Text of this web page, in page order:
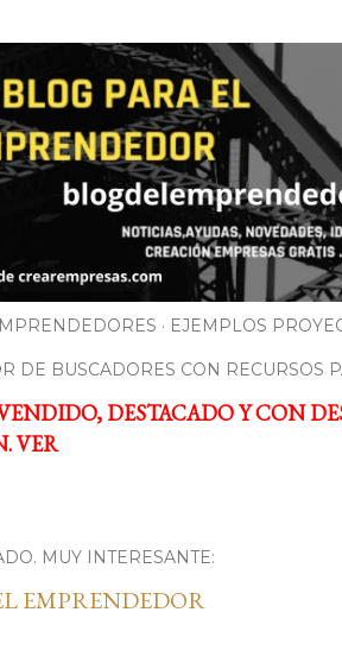
EJEMPLOS
DE BUSCADORES CON RECURSOS
DESTACADO Y CON
VER
MUY INTERESANTE:
EMPRENDEDOR